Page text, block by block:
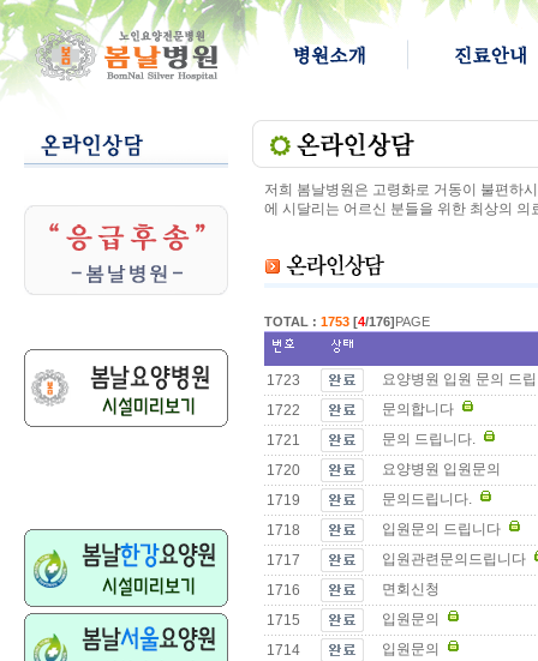
저희 봄날병원은 고령화로 거동이 불편하
에 시달리는 어르신 분들을 위한 최상의
TOTAL : 1753 [4/176]PAGE
1723
요양병원 입원 문의 드
1722
문의합니다
1721
문의 드립니다.
1720
요양병원 입원문의
1719
문의드립니다.
1718
입원문의 드립니다
1717
입원관련문의드립니다
1716
면회신청
1715
입원문의
1714
입원문의